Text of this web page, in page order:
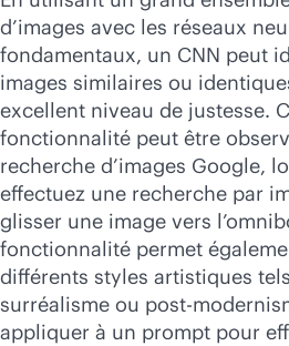
d’images avec les réseaux
fondamentaux, un CNN peut
images similaires ou
excellent niveau de justesse.
fonctionnalité peut être
recherche d’images Google,
effectuez une recherche par
glisser une image vers
fonctionnalité permet
différents styles artistiques
surréalisme ou post-
appliquer à un prompt pour